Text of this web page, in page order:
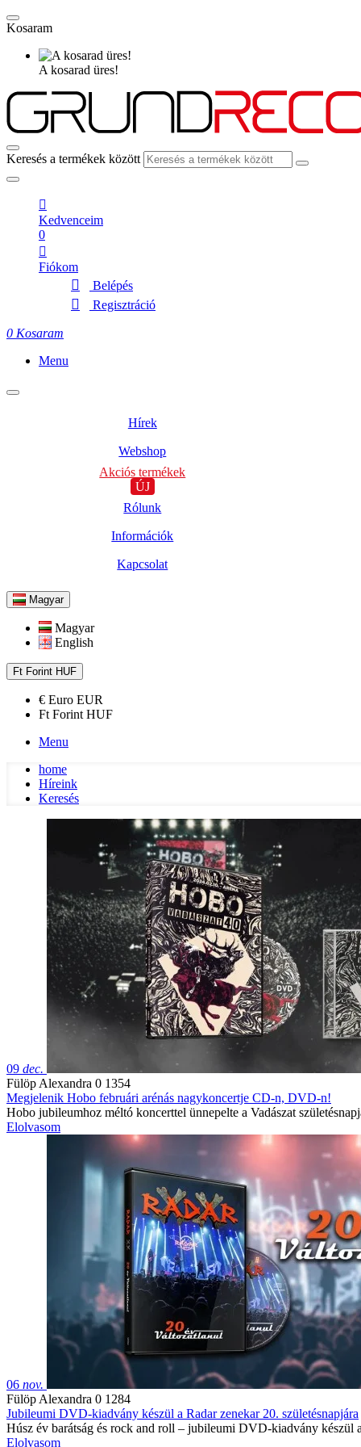
Kosaram
A kosarad üres!
Keresés a termékek között
Kedvenceim
0
Fiókom
Belépés
Regisztráció
0 Kosaram
Menu
Hírek
Webshop
Akciós termékek
ÚJ
Rólunk
Információk
Kapcsolat
Magyar
Magyar
English
Ft Forint HUF
€ Euro EUR
Ft Forint HUF
Menu
home
Híreink
Keresés
09 dec.
Fülöp Alexandra 0 1354
Megjelenik Hobo februári arénás nagykoncertje CD-n, DVD-n!
Hobo jubileumhoz méltó koncerttel ünnepelte a Vadászat
Elolvasom
06 nov.
Fülöp Alexandra 0 1284
Jubileumi DVD-kiadvány készül a Radar zenekar 20. születésnapjára
Húsz év barátság és rock and roll – jubileumi DVD-kiadvány készül
Elolvasom